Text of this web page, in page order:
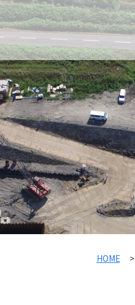
HOME >